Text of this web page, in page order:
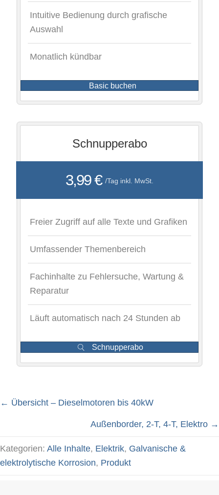
Intuitive Bedienung durch grafische
Auswahl
Monatlich kündbar
Basic buchen
Schnupperabo
3,99 € /Tag inkl. MwSt.
Freier Zugriff auf alle Texte und Grafiken
Umfassender Themenbereich
Fachinhalte zu Fehlersuche, Wartung &
Reparatur
Läuft automatisch nach 24 Stunden ab
Schnupperabo
Posts
navigation
← Übersicht – Dieselmotoren bis 40kW
Außenborder, 2-T, 4-T, Elektro →
Kategorien: Alle Inhalte, Elektrik, Galvanische &
elektrolytische Korrosion, Produkt